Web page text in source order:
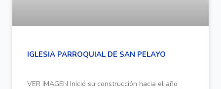
IGLESIA PARROQUIAL DE SAN PELAYO
VER IMAGEN Inició su construcción hacia el año